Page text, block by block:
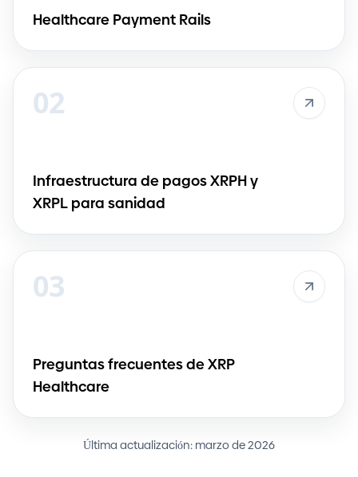
Healthcare Payment Rails
02
Infraestructura de pagos XRPH y
XRPL para sanidad
03
Preguntas frecuentes de XRP
Healthcare
Última actualización: marzo de 2026